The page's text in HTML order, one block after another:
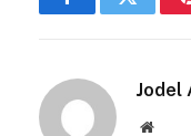
FacebookTwitter
Jodel